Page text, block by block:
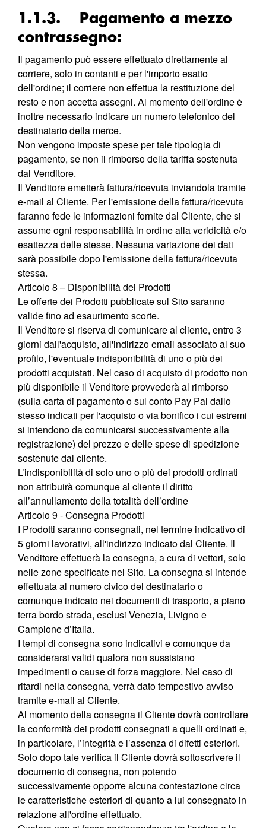
1.1.3. Pagamento a mezzo
contrassegno:
Il pagamento può essere effettuato direttamente al
corriere, solo in contanti e per l'importo esatto
dell'ordine; il corriere non effettua la restituzione del
resto e non accetta assegni. Al momento dell'ordine è
inoltre necessario indicare un numero telefonico del
destinatario della merce.
Non vengono imposte spese per tale tipologia di
pagamento, se non il rimborso della tariffa sostenuta
dal Venditore.
Il Venditore emetterà fattura/ricevuta inviandola tramite
e-mail al Cliente. Per l'emissione della fattura/ricevuta
faranno fede le informazioni fornite dal Cliente, che si
assume ogni responsabilità in ordine alla veridicità e/o
esattezza delle stesse. Nessuna variazione dei dati
sarà possibile dopo l'emissione della fattura/ricevuta
stessa.
Articolo 8 – Disponibilità dei Prodotti
Le offerte dei Prodotti pubblicate sul Sito saranno
valide fino ad esaurimento scorte.
Il Venditore si riserva di comunicare al cliente, entro 3
giorni dall'acquisto, all'indirizzo email associato al suo
profilo, l'eventuale indisponibilità di uno o più dei
prodotti acquistati. Nel caso di acquisto di prodotto non
più disponibile il Venditore provvederà al rimborso
(sulla carta di pagamento o sul conto Pay Pal dallo
stesso indicati per l'acquisto o via bonifico i cui estremi
si intendono da comunicarsi successivamente alla
registrazione) del prezzo e delle spese di spedizione
sostenute dal cliente.
L’indisponibilità di solo uno o più dei prodotti ordinati
non attribuirà comunque al cliente il diritto
all’annullamento della totalità dell’ordine
Articolo 9 - Consegna Prodotti
I Prodotti saranno consegnati, nel termine indicativo di
5 giorni lavorativi, all'indirizzo indicato dal Cliente. Il
Venditore effettuerà la consegna, a cura di vettori, solo
nelle zone specificate nel Sito. La consegna si intende
effettuata al numero civico del destinatario o
comunque indicato nei documenti di trasporto, a piano
terra bordo strada, esclusi Venezia, Livigno e
Campione d’Italia.
I tempi di consegna sono indicativi e comunque da
considerarsi validi qualora non sussistano
impedimenti o cause di forza maggiore. Nel caso di
ritardi nella consegna, verrà dato tempestivo avviso
tramite e-mail al Cliente.
Al momento della consegna il Cliente dovrà controllare
la conformità dei prodotti consegnati a quelli ordinati e,
in particolare, l’integrità e l’assenza di difetti esteriori.
Solo dopo tale verifica il Cliente dovrà sottoscrivere il
documento di consegna, non potendo
successivamente opporre alcuna contestazione circa
le caratteristiche esteriori di quanto a lui consegnato in
relazione all'ordine effettuato.